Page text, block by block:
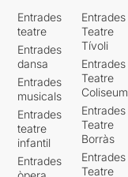
Entrades
teatre
Entrades
dansa
Entrades
musicals
Entrades
teatre
infantil
Entrades
Entrades
Teatre
Tívoli
Entrades
Teatre
Coliseum
Entrades
Teatre
Borràs
Entrades
Teatre